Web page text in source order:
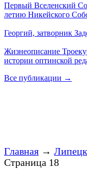
Первый Вселенский
летию Никейского
Георгий, затворник
Жизнеописание
истории оптинской
Все публикации →
Главная →
Страница 18